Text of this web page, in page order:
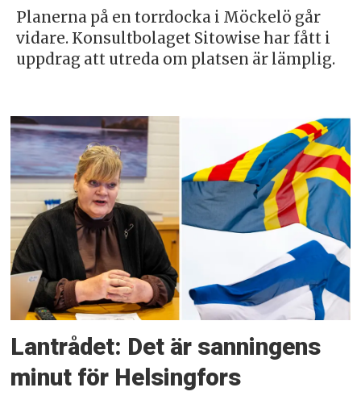
Planerna på en torrdocka i Möckelö går
vidare. Konsultbolaget Sitowise har fått i
uppdrag att utreda om platsen är lämplig.
Lantrådet: Det är sanningens
minut för Helsingfors